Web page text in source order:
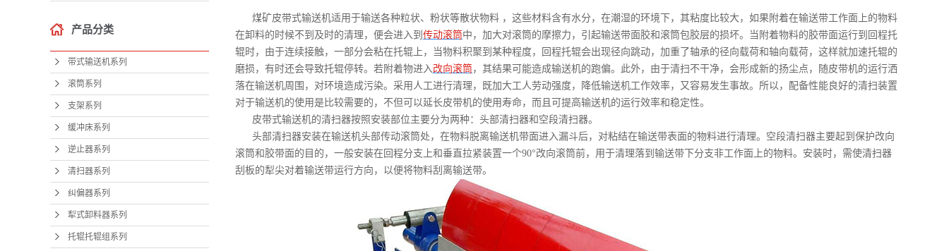
产品分类
带式输送机系列
滚筒系列
支架系列
缓冲床系列
逆止器系列
清扫器系列
纠偏器系列
犁式卸料器系列
托辊托辊组系列
煤矿皮带式输送机适用于输送各种粒状、粉状等散状物料 ，这些材料含有水分，在潮湿的环境下，其粘度比较大，如果附着在输送带工作面上的物料
在卸料的时候不到及时的清理，便会进入到 传动滚筒中，加大对滚筒的摩擦力，引起输送带面胶和滚筒包胶层的损坏。当附着物料的胶带面运行到回程托
辊时，由于连续接触，一部分会粘在托辊上，当物料积聚到某种程度，回程托辊会出现径向跳动，加重了轴承的径向载荷和轴向载荷，这样就加速托辊的
磨损，有时还会导致托辊停转。若附着物进入改向滚筒 ，其结果可能造成输送机的跑偏。此外，由于清扫不干净，会形成新的扬尘点，随皮带机的运行洒
落在输送机周围，对环境造成污染。采用人工进行清理，既加大工人劳动强度，降低输送机工作效率，又容易发生事故。所以，配备性能良好的清扫装置
对于输送机的使用是比较需要的，不但可以延长皮带机的使用寿命，而且可提高输送机的运行效率和稳定性。
皮带式输送机的清扫器按照安装部位主要分为两种：头部清扫器和空段清扫器。
头部清扫器安装在输送机头部传动滚筒处，在物料脱离输送机带面进入漏斗后，对粘结在输送带表面的物料进行清理。空段清扫器主要起到保护改向
滚筒和胶带面的目的，一般安装在回程分支上和垂直拉紧装置一个90°改向滚筒前，用于清理落到输送带下分支非工作面上的物料。安装时，需使清扫器
刮板的犁尖对着输送带运行方向，以便将物料刮离输送带。